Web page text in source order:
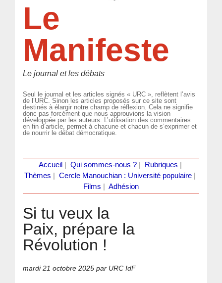
Le
Manifeste
Le journal et les débats
Seul le journal et les articles signés « URC », reflètent l’avis
de l’URC. Sinon les articles proposés sur ce site sont
destinés à élargir notre champ de réflexion. Cela ne signifie
donc pas forcément que nous approuvions la vision
développée par les auteurs. L’utilisation des commentaires
en fin d’article, permet à chacune et chacun de s’exprimer et
de nourrir le débat démocratique.
Accueil Qui sommes-nous ?| Rubriques
Thèmes
Cercle Manouchian : Université populaire
Films
Adhésion
Si tu veux la
Paix, prépare la
Révolution !
mardi 21 octobre 2025 par URC IdF